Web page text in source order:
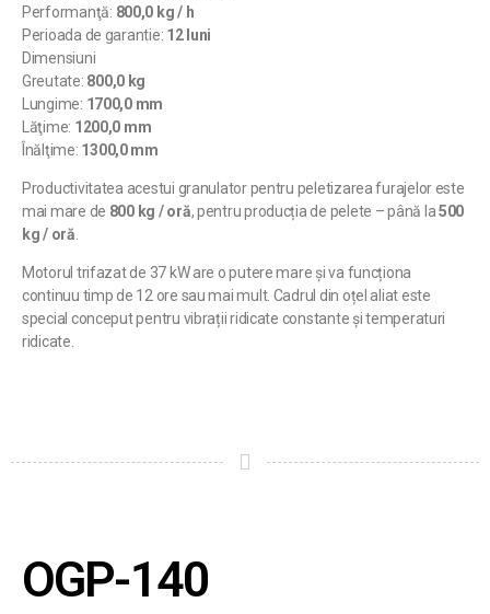
Performanţă: 800,0 kg / h
Perioada de garantie: 12 luni
Dimensiuni
Greutate: 800,0 kg
Lungime: 1700,0 mm
Lăţime: 1200,0 mm
Înălţime: 1300,0 mm
Productivitatea acestui granulator pentru peletizarea furajelor este
mai mare de 800 kg / oră, pentru producția de pelete – până la500
kg / oră
Motorul trifazat de 37 kW are o putere mare și va funcționa
continuu timp de 12 ore sau mai mult. Cadrul din oțel aliat este
special conceput pentru vibrații ridicate constante și temperaturi
ridicate.
OGP-140